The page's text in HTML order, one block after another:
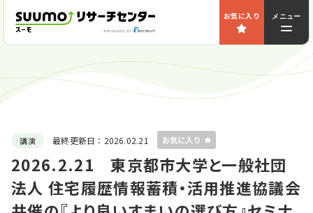
お気に入り メニュー
講演 最終更新日： 2026.02.21
2026.2.21 東京都市大学と一般社団
法人 住宅履歴情報蓄積・活用推進協議会